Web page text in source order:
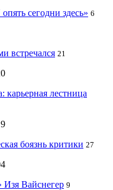
сегодни здесь» 6
встречался 21
карьерная лестница
боязнь критики 27
Изя Вайснегер 9